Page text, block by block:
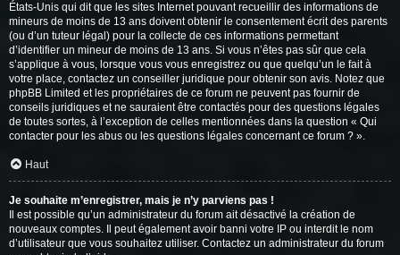
États-Unis qui dit que les sites Internet pouvant recueillir des informations de
mineurs de moins de 13 ans doivent obtenir le consentement écrit des parents
(ou d’un tuteur légal) pour la collecte de ces informations permettant
d’identifier un mineur de moins de 13 ans. Si vous n’êtes pas sûr que cela
s’applique à vous, lorsque vous vous enregistrez ou que quelqu’un le fait à
votre place, contactez un conseiller juridique pour obtenir son avis. Notez que
phpBB Limited et les propriétaires de ce forum ne peuvent pas fournir de
conseils juridiques et ne sauraient être contactés pour des questions légales
de toutes sortes, à l’exception de celles mentionnées dans la question « Qui
contacter pour les abus ou les questions légales concernant ce forum ? ».
Haut
Je souhaite m’enregistrer, mais je n’y parviens pas !
Il est possible qu’un administrateur du forum ait désactivé la création de
nouveaux comptes. Il peut également avoir banni votre IP ou interdit le nom
d’utilisateur que vous souhaitez utiliser. Contactez un administrateur du forum